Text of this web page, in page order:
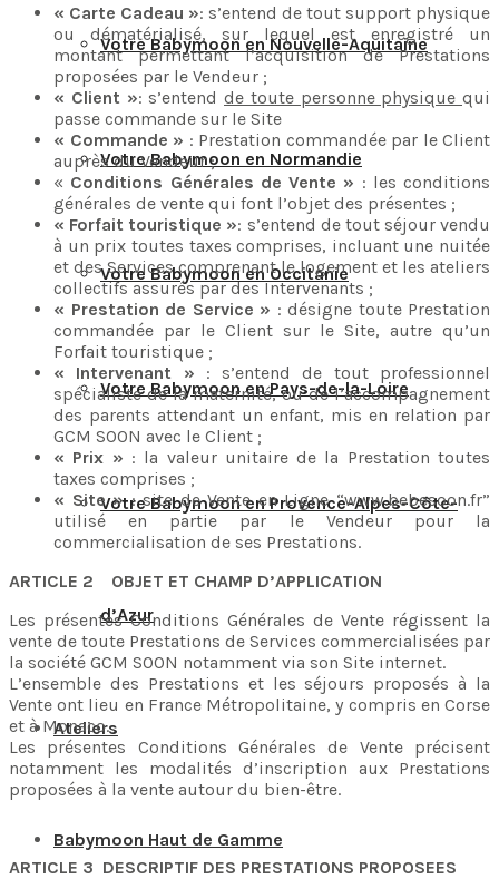
Votre Babymoon en Nouvelle-Aquitaine
Votre Babymoon en Normandie
Votre Babymoon en Occitanie
Votre Babymoon en Pays-de-la-Loire
Votre Babymoon en Provence-Alpes-Côte-
d’Azur
Ateliers
Babymoon Haut de Gamme
« Carte Cadeau »: s’entend de tout support physique
ou dématérialisé, sur lequel est enregistré un
montant permettant l’acquisition de Prestations
proposées par le Vendeur ;
« Client »: s’entend de toute personne physique qui
passe commande sur le Site
« Commande » : Prestation commandée par le Client
auprès du Vendeur ;
« Conditions Générales de Vente » : les conditions
générales de vente qui font l’objet des présentes ;
« Forfait touristique »: s’entend de tout séjour vendu
à un prix toutes taxes comprises, incluant une nuitée
et des Services comprenant le logement et les ateliers
collectifs assurés par des Intervenants ;
« Prestation de Service » : désigne toute Prestation
commandée par le Client sur le Site, autre qu’un
Forfait touristique ;
« Intervenant » : s’entend de tout professionnel
spécialiste de la maternité, ou de l’accompagnement
des parents attendant un enfant, mis en relation par
GCM SOON avec le Client ;
« Prix » : la valeur unitaire de la Prestation toutes
taxes comprises ;
« Site »: site de Vente en Ligne “www.bebesoon.fr”
utilisé en partie par le Vendeur pour la
commercialisation de ses Prestations.
ARTICLE 2 OBJET ET CHAMP D’APPLICATION
Les présentes Conditions Générales de Vente régissent la
vente de toute Prestations de Services commercialisées par
la société GCM SOON notamment via son Site internet.
L’ensemble des Prestations et les séjours proposés à la
Vente ont lieu en France Métropolitaine, y compris en Corse
et à Monaco.
Les présentes Conditions Générales de Vente précisent
notamment les modalités d’inscription aux Prestations
proposées à la vente autour du bien-être.
ARTICLE 3 DESCRIPTIF DES PRESTATIONS PROPOSEES